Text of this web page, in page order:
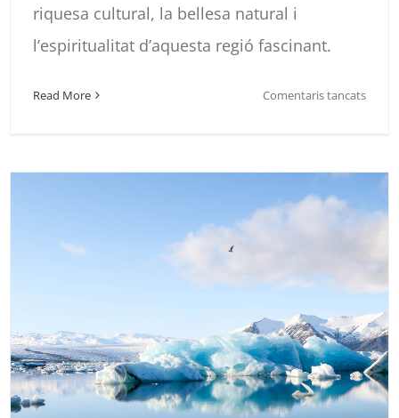
riquesa cultural, la bellesa natural i
l’espiritualitat d’aquesta regió fascinant.
Read More Comentaris tancatsa